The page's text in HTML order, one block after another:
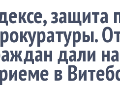
защита
дали на
в